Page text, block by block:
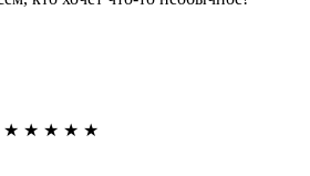
★ ★ ★ ★ ★